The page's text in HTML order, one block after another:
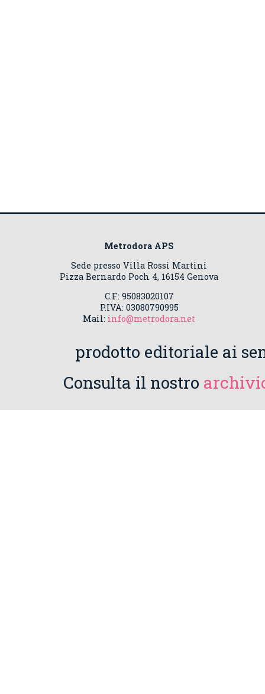
Metrodora APS
Sede presso Villa Rossi Martini
Pizza Bernardo Poch 4, 16154 Genova
C.F.: 95083020107
P.IVA: 03080790995
Mail: info@metrodora.net
prodotto editoriale ai
Consulta il nostro